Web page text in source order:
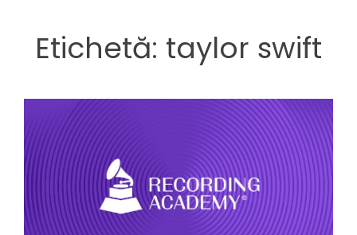
Etichetă: taylor swift